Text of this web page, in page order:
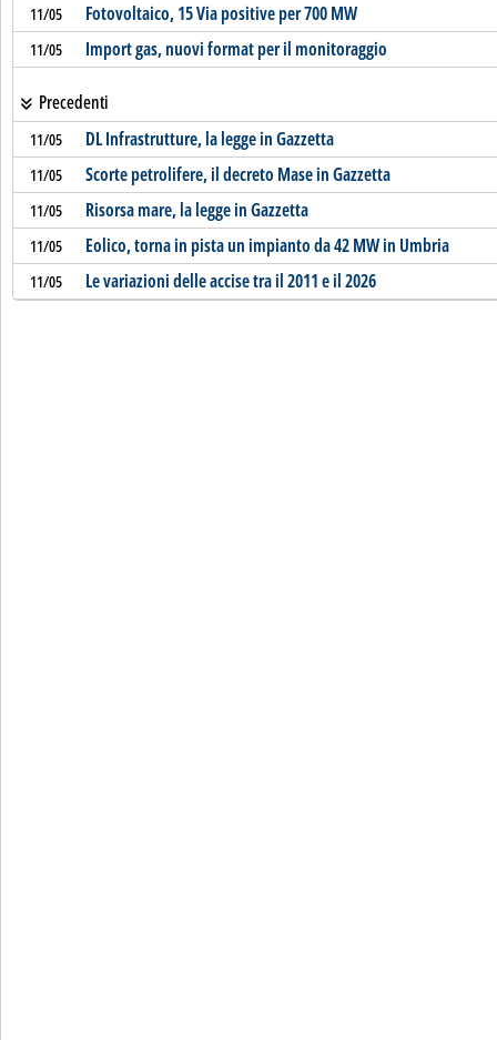
11/05 Fotovoltaico, 15 Via positive per 700 MW
11/05 Import gas, nuovi format per il monitoraggio
Precedenti
11/05 DL Infrastrutture, la legge in Gazzetta
11/05 Scorte petrolifere, il decreto Mase in Gazzetta
11/05 Risorsa mare, la legge in Gazzetta
11/05 Eolico, torna in pista un impianto da 42 MW in Umbria
11/05 Le variazioni delle accise tra il 2011 e il 2026